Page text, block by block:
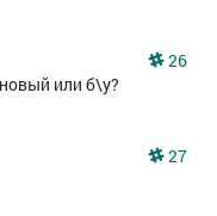
26
или б\у?
27